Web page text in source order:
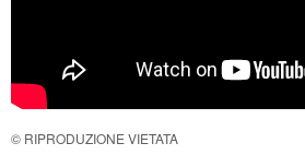
© RIPRODUZIONE VIETATA